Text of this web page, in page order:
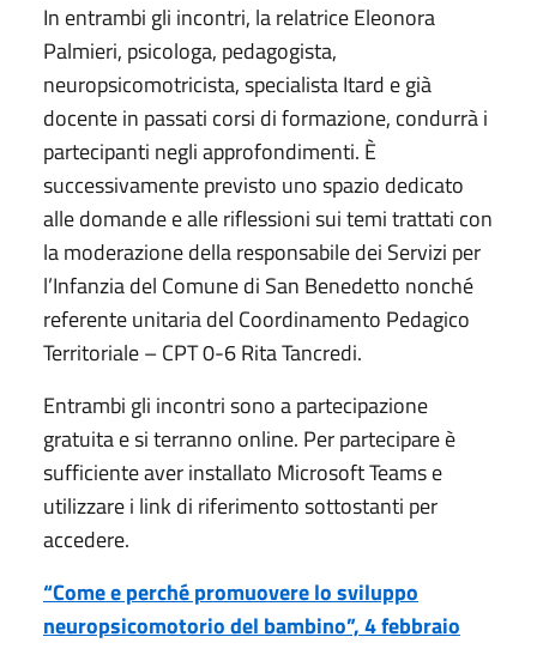
In entrambi gli incontri, la relatrice Eleonora
Palmieri, psicologa, pedagogista,
neuropsicomotricista, specialista Itard e già
docente in passati corsi di formazione, condurrà i
partecipanti negli approfondimenti. È
successivamente previsto uno spazio dedicato
alle domande e alle riflessioni sui temi trattati con
la moderazione della responsabile dei Servizi per
l’Infanzia del Comune di San Benedetto nonché
referente unitaria del Coordinamento Pedagico
Territoriale – CPT 0-6 Rita Tancredi.
Entrambi gli incontri sono a partecipazione
gratuita e si terranno online. Per partecipare è
sufficiente aver installato Microsoft Teams e
utilizzare i link di riferimento sottostanti per
accedere.
“Come e perché promuovere lo sviluppo
neuropsicomotorio del bambino”, 4 febbraio